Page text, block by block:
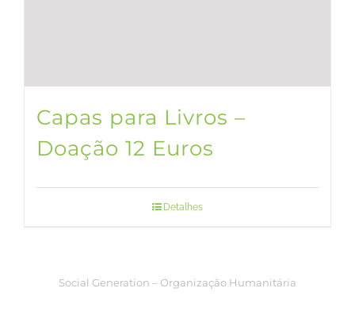
Capas para Livros –
Doação 12 Euros
Detalhes
Social Generation – Organização Humanitária